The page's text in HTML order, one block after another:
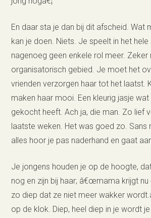
En daar sta je dan bij dit afscheid. Wat
kan je doen. Niets. Je speelt in het
nagenoeg geen enkele rol meer. Zeker
organisatorisch gebied. Je moet het
vrienden verzorgen haar tot het laatst.
maken haar mooi. Een kleurig jasje wat
gekocht heeft. Ach ja, die man. Zo lief
laatste weken. Het was goed zo. Sans
alles hoor je pas naderhand en gaat
Je jongens houden je op de hoogte,
nog en zijn bij haar; â€œmama krijgt nu
zo diep dat ze niet meer wakker
op de klok. Diep, heel diep in je wordt